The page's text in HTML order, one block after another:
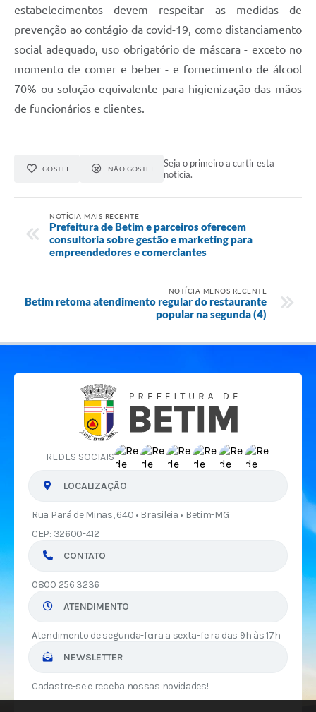
estabelecimentos devem respeitar as medidas de
prevenção ao contágio da covid-19, como distanciamento
social adequado, uso obrigatório de máscara - exceto no
momento de comer e beber - e fornecimento de álcool
70% ou solução equivalente para higienização das mãos
de funcionários e clientes.
GOSTEI NÃO GOSTEI
Seja o primeiro a curtir esta
notícia.
NOTÍCIA MAIS RECENTE
Prefeitura de Betim e parceiros oferecem
consultoria sobre gestão e marketing para
empreendedores e comerciantes
NOTÍCIA MENOS RECENTE
Betim retoma atendimento regular do restaurante
popular na segunda (4)
REDES SOCIAIS
LOCALIZAÇÃO
Rua Pará de Minas, 640 • Brasileia • Betim-MG
CEP: 32600-412
CONTATO
0800 256 3236
ATENDIMENTO
Atendimento de segunda-feira a sexta-feira das 9h às 17h
NEWSLETTER
Cadastre-se e receba nossas novidades!